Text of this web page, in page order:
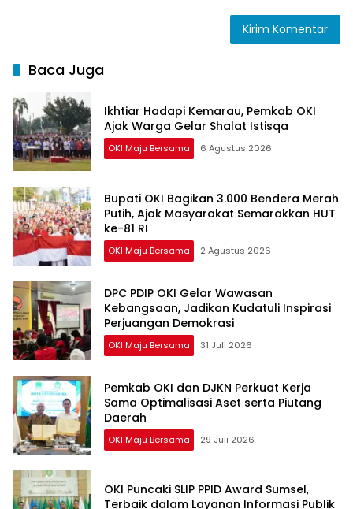
Baca Juga
Ikhtiar Hadapi Kemarau, Pemkab OKI
Ajak Warga Gelar Shalat Istisqa
OKI Maju Bersama 6 Agustus 2026
Bupati OKI Bagikan 3.000 Bendera Merah
Putih, Ajak Masyarakat Semarakkan HUT
ke-81 RI
OKI Maju Bersama 2 Agustus 2026
DPC PDIP OKI Gelar Wawasan
Kebangsaan, Jadikan Kudatuli Inspirasi
Perjuangan Demokrasi
OKI Maju Bersama 31 Juli 2026
Pemkab OKI dan DJKN Perkuat Kerja
Sama Optimalisasi Aset serta Piutang
Daerah
OKI Maju Bersama 29 Juli 2026
OKI Puncaki SLIP PPID Award Sumsel,
Terbaik dalam Layanan Informasi Publik